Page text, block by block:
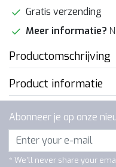
Gratis verzending
Meer informatie?
Productomschrijving
Product informatie
Abonneer je op onze
* We'll never share your